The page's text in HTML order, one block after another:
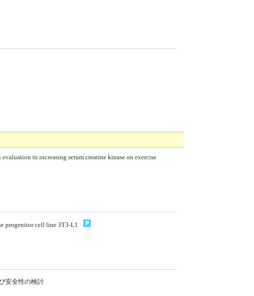
in increasing serum creatine kinase on exercise
progenitor cell line 3T3-L1
安全性の検討